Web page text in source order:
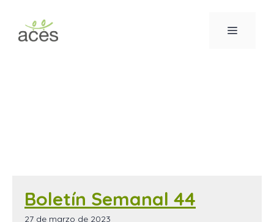
contenido
MENÚ
Boletín Semanal 44
27 de marzo de 2023